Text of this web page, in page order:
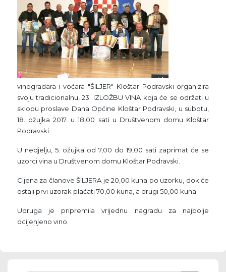
vinogradara i voćara "ŠILJER" Kloštar Podravski organizira
svoju tradicionalnu, 23. IZLOŽBU VINA koja će se održati u
sklopu proslave Dana Općine Kloštar Podravski, u subotu,
18. ožujka 2017. u 18,00 sati u Društvenom domu Kloštar
Podravski.
U nedjelju, 5. ožujka od 7,00 do 19,00 sati zaprimat će se
uzorci vina u Društvenom domu Kloštar Podravski.
Cijena za članove ŠILJERA je 20,00 kuna po uzorku, dok će
ostali prvi uzorak plaćati 70,00 kuna, a drugi 50,00 kuna.
Udruga je pripremila vrijednu nagradu za najbolje
ocijenjeno vino.